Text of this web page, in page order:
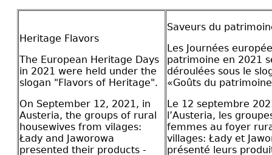
Heritage Flavors
The European Heritage Days
in 2021 were held under the
slogan "Flavors of Heritage".
On September 12, 2021, in
Austeria, the groups of rural
housewives from vilages:
Łady and Jaworowa
presented their products -
Saveurs du
Les Journées
patrimoine en 2021
déroulées sous le
«Goûts du
Le 12 septembre
l’Austeria, les
femmes au foyer
villages: Łady et
présenté leurs